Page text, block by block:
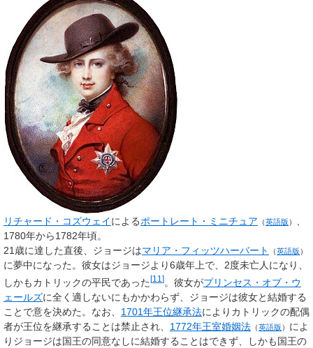
リチャード・コズウェイによるポートレート・ミニチュア （英語版 ）
1780年から1782年頃。
21歳に達した直後、ジョージはマリア・フィッツハーバート （英語版 ）
に夢中になった。彼女はジョージより6歳年上で、2度未亡人になり、
しかもカトリックの平民であった[11 ]。彼女がプリンセス・オブ・ウ
ェールズに全く適しないにもかかわらず、ジョージは彼女と結婚する
ことで意を決めた。なお、 1701年王位継承法によりカトリックの配偶
者が王位を継承することは禁止され、 1772年王室婚姻法 （英語版 ） によ
りジョージは国王の同意なしに結婚することはできず、しかも国王の